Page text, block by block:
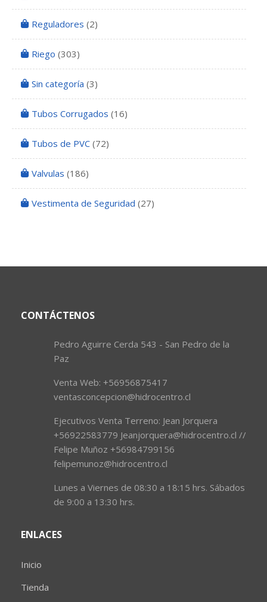
Reguladores (2)
Riego (303)
Sin categoría (3)
Tubos Corrugados (16)
Tubos de PVC (72)
Valvulas (186)
Vestimenta de Seguridad (27)
CONTÁCTENOS
Pedro Aguirre Cerda 543 - San Pedro de la
Paz
Venta Web: +56956875417
ventasconcepcion@hidrocentro.cl
Ejecutivos Venta Terreno: Jean Jorquera
+56922583779 Jeanjorquera@hidrocentro.cl //
Felipe Muñoz +56984799156
felipemunoz@hidrocentro.cl
Lunes a Viernes de 08:30 a 18:15 hrs. Sábados
de 9:00 a 13:30 hrs.
ENLACES
Inicio
Tienda